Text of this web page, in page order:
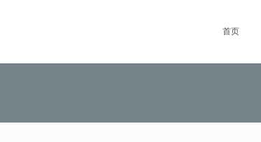
首页